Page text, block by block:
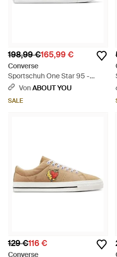
198,99 €165,99 €
Converse
Sportschuh One Star 95 -
Schwarz
VonABOUT YOU
SALE
129 €116 €
Converse